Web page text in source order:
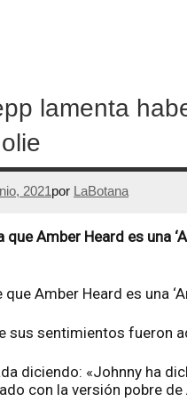
lamenta
2021por LaBotana
Amber Heard es una
Amber Heard es una
sus sentimientos fueron
diciendo: «Johnny ha
con la versión pobre